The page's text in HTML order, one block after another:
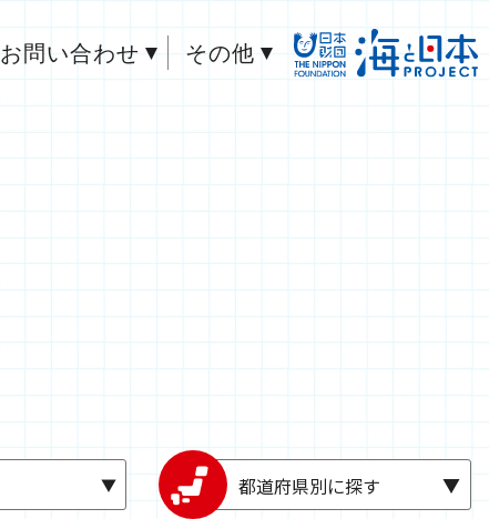
お問い合わせ その他
都道府県別に探す